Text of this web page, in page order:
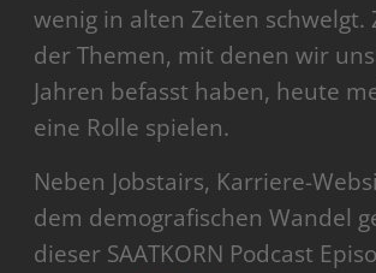
wenig in alten Zeiten schwelgt.
der Themen, mit denen wir
Jahren befasst haben, heute
eine Rolle spielen.
Neben Jobstairs, Karriere-
dem demografischen Wandel
dieser SAATKORN Podcast